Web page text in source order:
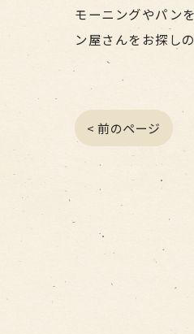
モーニングやパン
ン屋さんをお探し
< 前のページ